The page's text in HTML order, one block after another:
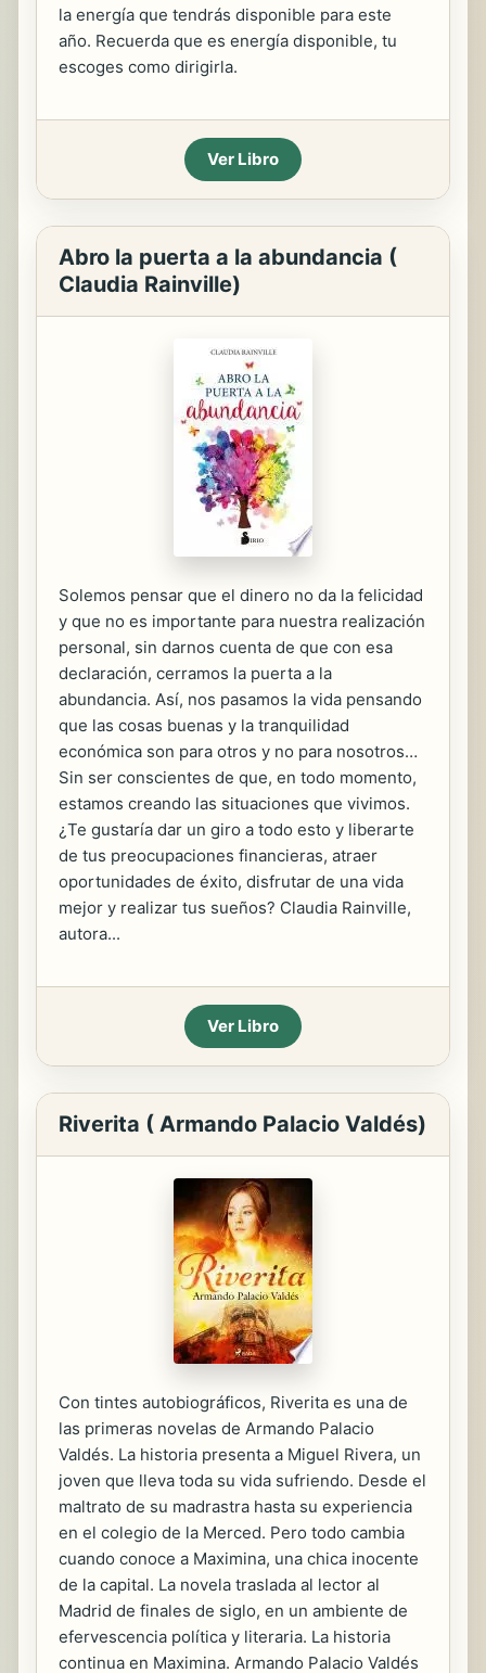
la energía que tendrás disponible para este
año. Recuerda que es energía disponible, tu
escoges como dirigirla.
Ver Libro
Abro la puerta a la abundancia (
Claudia Rainville)
Solemos pensar que el dinero no da la felicidad
y que no es importante para nuestra realización
personal, sin darnos cuenta de que con esa
declaración, cerramos la puerta a la
abundancia. Así, nos pasamos la vida pensando
que las cosas buenas y la tranquilidad
económica son para otros y no para nosotros…
Sin ser conscientes de que, en todo momento,
estamos creando las situaciones que vivimos.
¿Te gustaría dar un giro a todo esto y liberarte
de tus preocupaciones financieras, atraer
oportunidades de éxito, disfrutar de una vida
mejor y realizar tus sueños? Claudia Rainville,
autora...
Ver Libro
Riverita ( Armando Palacio Valdés)
Con tintes autobiográficos, Riverita es una de
las primeras novelas de Armando Palacio
Valdés. La historia presenta a Miguel Rivera, un
joven que lleva toda su vida sufriendo. Desde el
maltrato de su madrastra hasta su experiencia
en el colegio de la Merced. Pero todo cambia
cuando conoce a Maximina, una chica inocente
de la capital. La novela traslada al lector al
Madrid de finales de siglo, en un ambiente de
efervescencia política y literaria. La historia
continua en Maximina. Armando Palacio Valdés